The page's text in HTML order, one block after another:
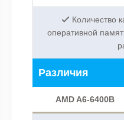
Количество
оперативной
Различия
AMD A6-6400B